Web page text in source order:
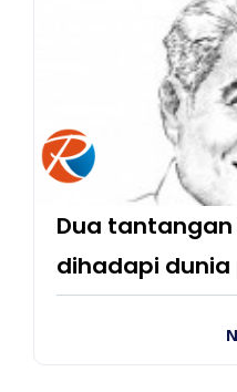
Dua
dihadapi dunia